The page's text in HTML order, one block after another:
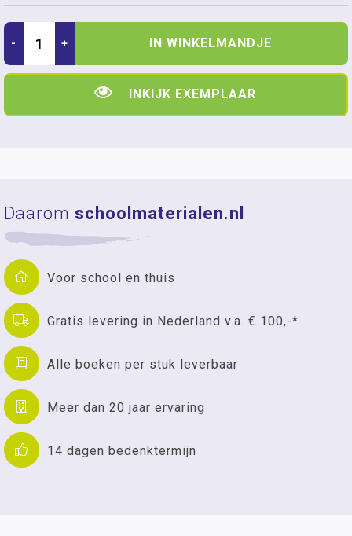
- + IN WINKELMANDJE
INKIJK EXEMPLAAR
Daarom schoolmaterialen.nl
Voor school en thuis
Gratis levering in Nederland v.a. € 100,-*
Alle boeken per stuk leverbaar
Meer dan 20 jaar ervaring
14 dagen bedenktermijn